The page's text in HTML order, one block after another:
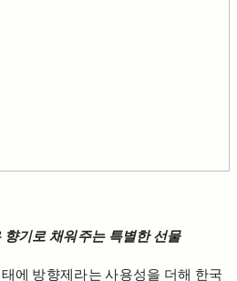
기로 채워주는 특별한 선물
에 방향제라는 사용성을 더해 한국